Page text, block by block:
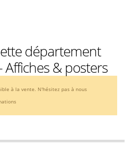
département
Affiches & posters
à la vente. N'hésitez pas à nous